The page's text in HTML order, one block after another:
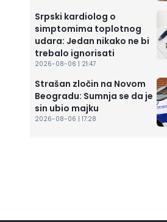
Srpski kardiolog o
simptomima toplotnog
udara: Jedan nikako ne bi
trebalo ignorisati
2026-08-06 | 21:47
Strašan zločin na Novom
Beogradu: Sumnja se da je
sin ubio majku
2026-08-06 | 17:28